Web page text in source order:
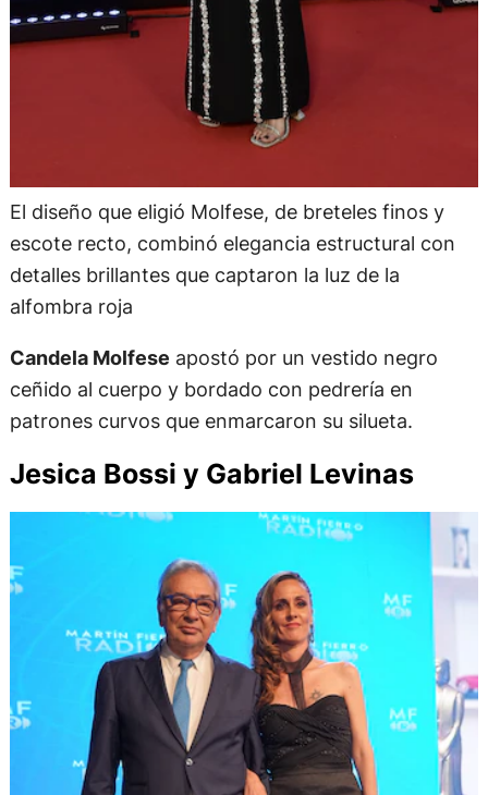
El diseño que eligió Molfese, de breteles finos y
escote recto, combinó elegancia estructural con
detalles brillantes que captaron la luz de la
alfombra roja
Candela Molfese apostó por un vestido negro
ceñido al cuerpo y bordado con pedrería en
patrones curvos que enmarcaron su silueta.
Jesica Bossi y Gabriel Levinas